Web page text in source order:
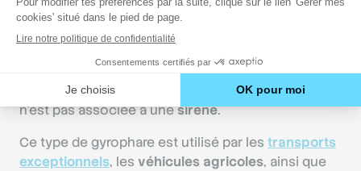
Les gyrophares jaunes ou orange sont destinés
auxvéhicules lents ou encombrants
usagers. À l’inverse des véhicules équipés de
gyrophares bleus, cette signalisation lumineuse
n’est pas associée à unesirène.
Ce type de gyrophare est utilisé par les transports
exceptionnels, les véhicules agricoles, ainsi que